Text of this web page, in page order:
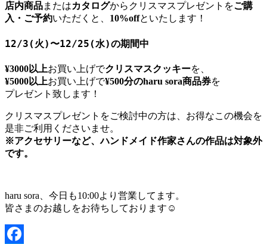
店内商品またはカタログからクリスマスプレゼントをご購
入・ご予約いただくと、 10%offといたします！
12/3(火)〜12/25(水)の期間中
¥3000以上お買い上げでクリスマスクッキーを、
¥5000以上お買い上げで¥500分のharu sora商品券を
プレゼント致します！
クリスマスプレゼントをご検討中の方は、お得なこの機会を
是非ご利用くださいませ。
※アクセサリーなど、ハンドメイド作家さんの作品は対象外
です。
haru sora、今日も10:00より営業してます。
皆さまのお越しをお待ちしております☺️